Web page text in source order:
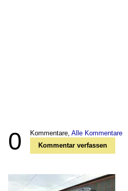
0 Kommentare, Alle Kommentare
Kommentar verfassen